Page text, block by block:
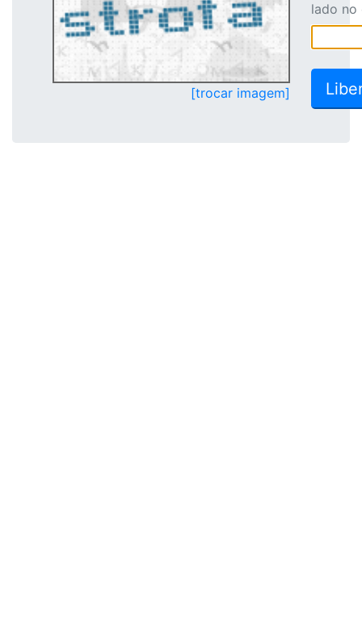
[trocar imagem]
lado no